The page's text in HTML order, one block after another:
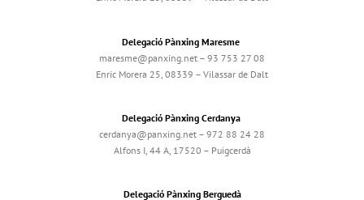
Delegació Pànxing Maresme
maresme@panxing.net – 93 753 27 08
Enric Morera 25, 08339 – Vilassar de Dalt
Delegació Pànxing Cerdanya
cerdanya@panxing.net – 972 88 24 28
Alfons I, 44 A, 17520 – Puigcerdà
Delegació Pànxing Berguedà